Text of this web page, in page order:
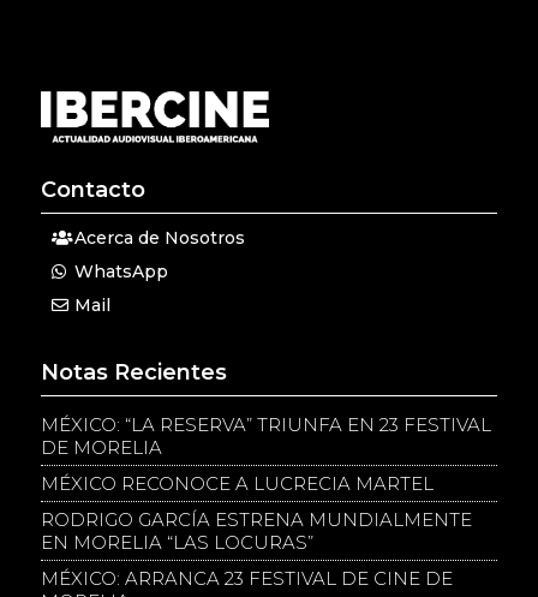
Contacto
Acerca de Nosotros
WhatsApp
Mail
Notas Recientes
MÉXICO: “LA RESERVA” TRIUNFA EN 23 FESTIVAL
DE MORELIA
MÉXICO RECONOCE A LUCRECIA MARTEL
RODRIGO GARCÍA ESTRENA MUNDIALMENTE
EN MORELIA “LAS LOCURAS”
MÉXICO: ARRANCA 23 FESTIVAL DE CINE DE